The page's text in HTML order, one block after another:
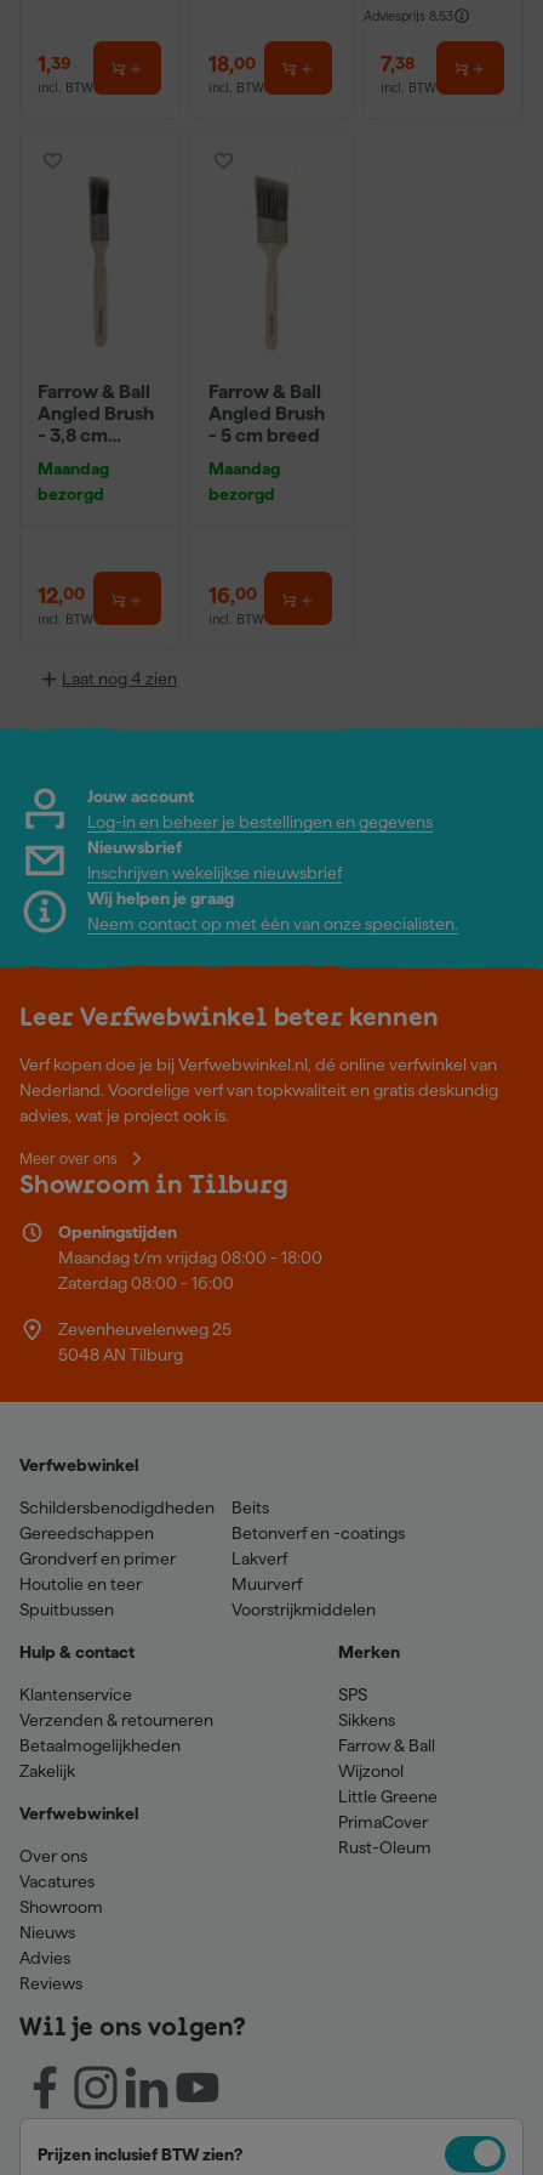
1,39
incl. BTW
18,00
incl. BTW
Adviesprijs 8,53
7,38
incl. BTW
Farrow & Ball
Angled Brush
- 3,8 cm
Maandag
bezorgd
12,00
incl. BTW
Farrow & Ball
Angled Brush
- 5 cm breed
Maandag
bezorgd
16,00
incl. BTW
Laat nog 4 zien
Jouw account
Log-in en beheer je bestellingen en gegevens
Nieuwsbrief
Inschrijven wekelijkse nieuwsbrief
Wij helpen je graag
Neem contact op met één van onze specialisten.
Leer Verfwebwinkel beter kennen
Verf kopen doe je bij Verfwebwinkel.nl, dé online verfwinkel van
Nederland. Voordelige verf van topkwaliteit en gratis deskundig
advies, wat je project ook is.
Meer over ons
Showroom in Tilburg
Openingstijden
Maandag t/m vrijdag 08:00 - 18:00
Zaterdag 08:00 - 16:00
Zevenheuvelenweg 25
5048 AN Tilburg
Verfwebwinkel
Schildersbenodigdheden
Gereedschappen
Grondverf en primer
Houtolie en teer
Spuitbussen
Beits
Betonverf en -coatings
Lakverf
Muurverf
Voorstrijkmiddelen
Hulp & contact
Klantenservice
Verzenden & retourneren
Betaalmogelijkheden
Zakelijk
Verfwebwinkel
Over ons
Vacatures
Showroom
Nieuws
Advies
Reviews
Merken
SPS
Sikkens
Farrow & Ball
Wijzonol
Little Greene
PrimaCover
Rust-Oleum
Wil je ons volgen?
Prijzen inclusief BTW zien?